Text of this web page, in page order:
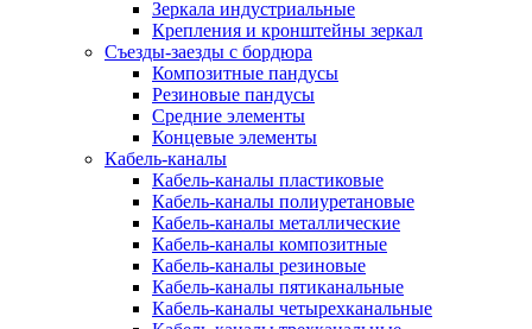
Зеркала индустриальные
Крепления и кронштейны зеркал
Съезды-заезды с бордюра
Композитные пандусы
Резиновые пандусы
Средние элементы
Концевые элементы
Кабель-каналы
Кабель-каналы пластиковые
Кабель-каналы полиуретановые
Кабель-каналы металлические
Кабель-каналы композитные
Кабель-каналы резиновые
Кабель-каналы пятиканальные
Кабель-каналы четырехканальные